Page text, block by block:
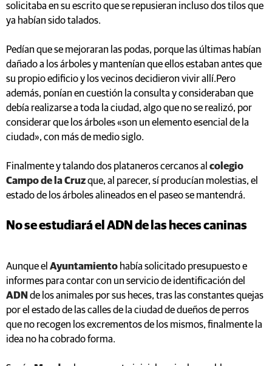
solicitaba en su escrito que se repusieran incluso dos tilos que
ya habían sido talados.
Pedían que se mejoraran las podas, porque las últimas habían
dañado a los árboles y mantenían que ellos estaban antes que
su propio edificio y los vecinos decidieron vivir allí.Pero
además, ponían en cuestión la consulta y consideraban que
debía realizarse a toda la ciudad, algo que no se realizó, por
considerar que los árboles «son un elemento esencial de la
ciudad», con más de medio siglo.
Finalmente y talando dos plataneros cercanos al colegio
Campo de la Cruzque, al parecer, sí producían molestias, el
estado de los árboles alineados en el paseo se mantendrá.
No se estudiará el ADN de las heces caninas
Aunque el Ayuntamiento había solicitado presupuesto e
informes para contar con un servicio de identificación del
ADN de los animales por sus heces, tras las constantes quejas
por el estado de las calles de la ciudad de dueños de perros
que no recogen los excrementos de los mismos, finalmente la
idea no ha cobrado forma.